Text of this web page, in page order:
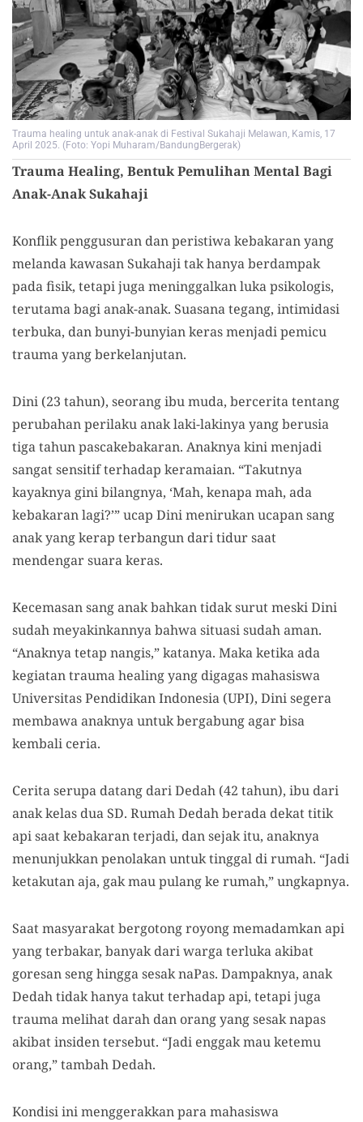
Trauma healing untuk anak-anak di Festival Sukahaji Melawan, Kamis, 17
April 2025. (Foto: Yopi Muharam/BandungBergerak)
Trauma Healing, Bentuk Pemulihan Mental Bagi
Anak-Anak Sukahaji
Konflik penggusuran dan peristiwa kebakaran yang
melanda kawasan Sukahaji tak hanya berdampak
pada fisik, tetapi juga meninggalkan luka psikologis,
terutama bagi anak-anak. Suasana tegang, intimidasi
terbuka, dan bunyi-bunyian keras menjadi pemicu
trauma yang berkelanjutan.
Dini (23 tahun), seorang ibu muda, bercerita tentang
perubahan perilaku anak laki-lakinya yang berusia
tiga tahun pascakebakaran. Anaknya kini menjadi
sangat sensitif terhadap keramaian. “Takutnya
kayaknya gini bilangnya, ‘Mah, kenapa mah, ada
kebakaran lagi?’” ucap Dini menirukan ucapan sang
anak yang kerap terbangun dari tidur saat
mendengar suara keras.
Kecemasan sang anak bahkan tidak surut meski Dini
sudah meyakinkannya bahwa situasi sudah aman.
“Anaknya tetap nangis,” katanya. Maka ketika ada
kegiatan trauma healing yang digagas mahasiswa
Universitas Pendidikan Indonesia (UPI), Dini segera
membawa anaknya untuk bergabung agar bisa
kembali ceria.
Cerita serupa datang dari Dedah (42 tahun), ibu dari
anak kelas dua SD. Rumah Dedah berada dekat titik
api saat kebakaran terjadi, dan sejak itu, anaknya
menunjukkan penolakan untuk tinggal di rumah. “Jadi
ketakutan aja, gak mau pulang ke rumah,” ungkapnya.
Saat masyarakat bergotong royong memadamkan api
yang terbakar, banyak dari warga terluka akibat
goresan seng hingga sesak naPas. Dampaknya, anak
Dedah tidak hanya takut terhadap api, tetapi juga
trauma melihat darah dan orang yang sesak napas
akibat insiden tersebut. “Jadi enggak mau ketemu
orang,” tambah Dedah.
Kondisi ini menggerakkan para mahasiswa